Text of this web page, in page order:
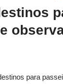
para